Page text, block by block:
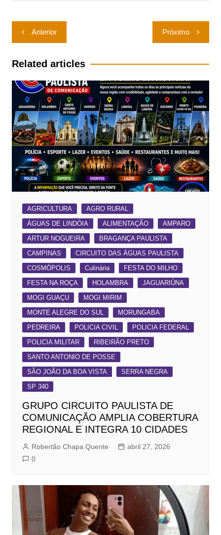
Navegação
de
Post
Anterior Próximo
Related articles
AGRICULTURA
AGRO RURAL
ÁGUAS DE LINDÓIA
ALIMENTAÇÃO
AMPARO
ARTUR NOGUEIRA
BRAGANÇA PAULISTA
CAMPINAS
CIRCUITO DAS ÁGUAS PAULISTA
COSMÓPOLIS
Culinária
FESTA DO MILHO
FESTA NA ROÇA
HOLAMBRA
JAGUARIÚNA
MOGI GUAÇU
MOGI MIRIM
MONTE ALEGRE DO SUL
MORUNGABA
PEDREIRA
POLICIA CIVIL
POLICIA FEDERAL
POLICIA MILITAR
RIBEIRÃO PRETO
SANTO ANTONIO DE POSSE
SÃO JOÃO DA BOA VISTA
SERRA NEGRA
SP 340
GRUPO CIRCUITO PAULISTA DE
COMUNICAÇÃO AMPLIA COBERTURA
REGIONAL E INTEGRA 10 CIDADES
Robertão Chapa Quente
abril 27, 2026
0